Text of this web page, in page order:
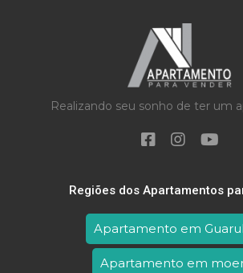
Realizando seu sonho de ter um
Regiões dos Apartamentos
Apartamento em
Apartamento em